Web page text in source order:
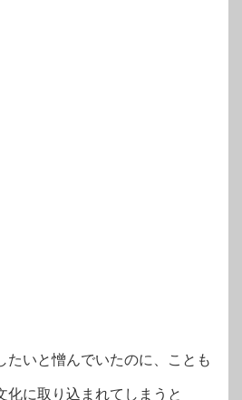
たいと憎んでいたのに、ことも
化に取り込まれてしまうと